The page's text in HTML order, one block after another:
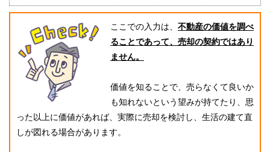
ここでの入力は、 不動産の価値を調べ
ることであって、売却の契約ではあり
ません。
価値を知ることで、売らなくて良いか
も知れないという望みが持てたり、思
った以上に価値があれば、実際に売却を検討し、生活の建て直
しが図れる場合があります。